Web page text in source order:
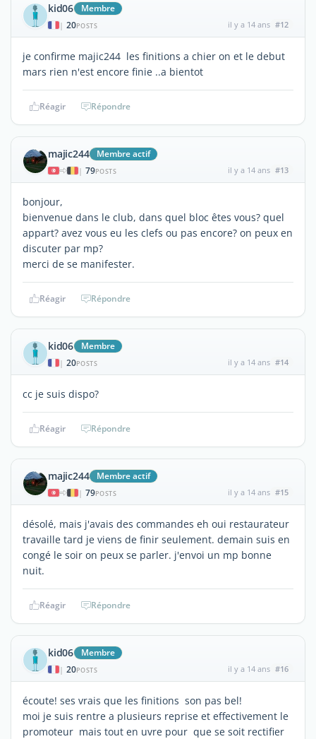
kid06 Membre
| 20POSTS il y a 14 ans #12
je confirme majic244 les finitions a chier on et le debut
mars rien n'est encore finie ..a bientot
Réagir Répondre
majic244 Membre actif
| 79POSTS il y a 14 ans #13
bonjour,
bienvenue dans le club, dans quel bloc êtes vous? quel
appart? avez vous eu les clefs ou pas encore? on peux en
discuter par mp?
merci de se manifester.
Réagir Répondre
kid06 Membre
| 20POSTS il y a 14 ans #14
cc je suis dispo?
Réagir Répondre
majic244 Membre actif
| 79POSTS il y a 14 ans #15
désolé, mais j'avais des commandes eh oui restaurateur
travaille tard je viens de finir seulement. demain suis en
congé le soir on peux se parler. j'envoi un mp bonne
nuit.
Réagir Répondre
kid06 Membre
| 20POSTS il y a 14 ans #16
écoute! ses vrais que les finitions son pas bel!
moi je suis rentre a plusieurs reprise et effectivement le
promoteur mais tout en uvre pour que se soit rectifier